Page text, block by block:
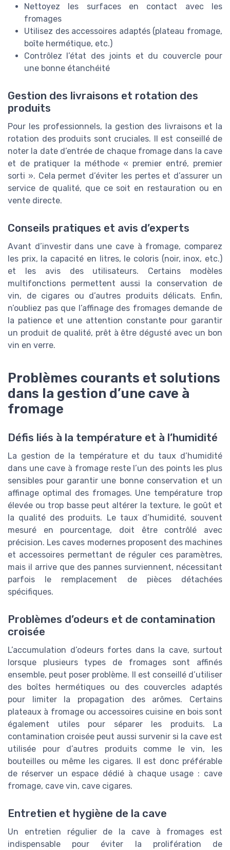
Nettoyez les surfaces en contact avec les
fromages
Utilisez des accessoires adaptés (plateau fromage,
boîte hermétique, etc.)
Contrôlez l’état des joints et du couvercle pour
une bonne étanchéité
Gestion des livraisons et rotation des
produits
Pour les professionnels, la gestion des livraisons et la
rotation des produits sont cruciales. Il est conseillé de
noter la date d’entrée de chaque fromage dans la cave
et de pratiquer la méthode « premier entré, premier
sorti ». Cela permet d’éviter les pertes et d’assurer un
service de qualité, que ce soit en restauration ou en
vente directe.
Conseils pratiques et avis d’experts
Avant d’investir dans une cave à fromage, comparez
les prix, la capacité en litres, le coloris (noir, inox, etc.)
et les avis des utilisateurs. Certains modèles
multifonctions permettent aussi la conservation de
vin, de cigares ou d’autres produits délicats. Enfin,
n’oubliez pas que l’affinage des fromages demande de
la patience et une attention constante pour garantir
un produit de qualité, prêt à être dégusté avec un bon
vin en verre.
Problèmes courants et solutions
dans la gestion d’une cave à
fromage
Défis liés à la température et à l’humidité
La gestion de la température et du taux d’humidité
dans une cave à fromage reste l’un des points les plus
sensibles pour garantir une bonne conservation et un
affinage optimal des fromages. Une température trop
élevée ou trop basse peut altérer la texture, le goût et
la qualité des produits. Le taux d’humidité, souvent
mesuré en pourcentage, doit être contrôlé avec
précision. Les caves modernes proposent des machines
et accessoires permettant de réguler ces paramètres,
mais il arrive que des pannes surviennent, nécessitant
parfois le remplacement de pièces détachées
spécifiques.
Problèmes d’odeurs et de contamination
croisée
L’accumulation d’odeurs fortes dans la cave, surtout
lorsque plusieurs types de fromages sont affinés
ensemble, peut poser problème. Il est conseillé d’utiliser
des boîtes hermétiques ou des couvercles adaptés
pour limiter la propagation des arômes. Certains
plateaux à fromage ou accessoires cuisine en bois sont
également utiles pour séparer les produits. La
contamination croisée peut aussi survenir si la cave est
utilisée pour d’autres produits comme le vin, les
bouteilles ou même les cigares. Il est donc préférable
de réserver un espace dédié à chaque usage : cave
fromage, cave vin, cave cigares.
Entretien et hygiène de la cave
Un entretien régulier de la cave à fromages est
indispensable pour éviter la prolifération de